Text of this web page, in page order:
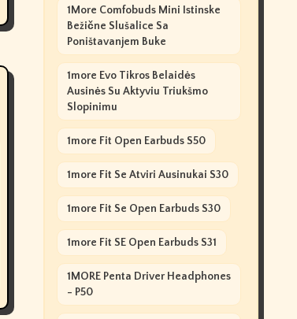
1More Comfobuds Mini Istinske
Bežične Slušalice Sa
Poništavanjem Buke
1more Evo Tikros Belaidės
Ausinės Su Aktyviu Triukšmo
Slopinimu
1more Fit Open Earbuds S50
1more Fit Se Atviri Ausinukai S30
1more Fit Se Open Earbuds S30
1more Fit SE Open Earbuds S31
1MORE Penta Driver Headphones
- P50